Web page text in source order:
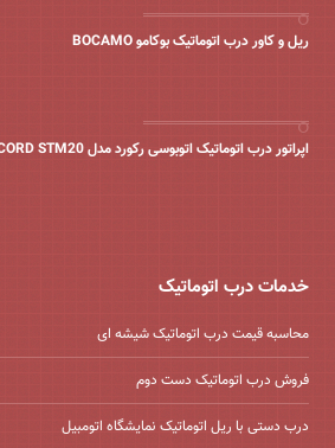
ریل و کاور درب اتوماتیک بوکامو BOCAMO
اپراتور درب اتوماتیک اتوبوسی رکورد مدل RECORD STM20
خدمات درب اتوماتیک
محاسبه قیمت درب اتوماتیک شیشه ‌ای
فروش درب اتوماتیک دست دوم
درب دستی با ریل اتوماتیک نمایشگاه اتومبیل